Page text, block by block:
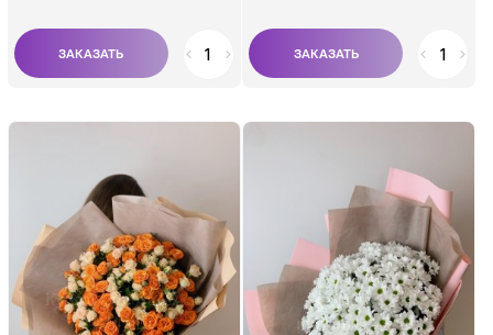
Состав:
Кустовая роза 50 см
- 51 шт.
Состав:
Хризантема
кустовая 45 шт.